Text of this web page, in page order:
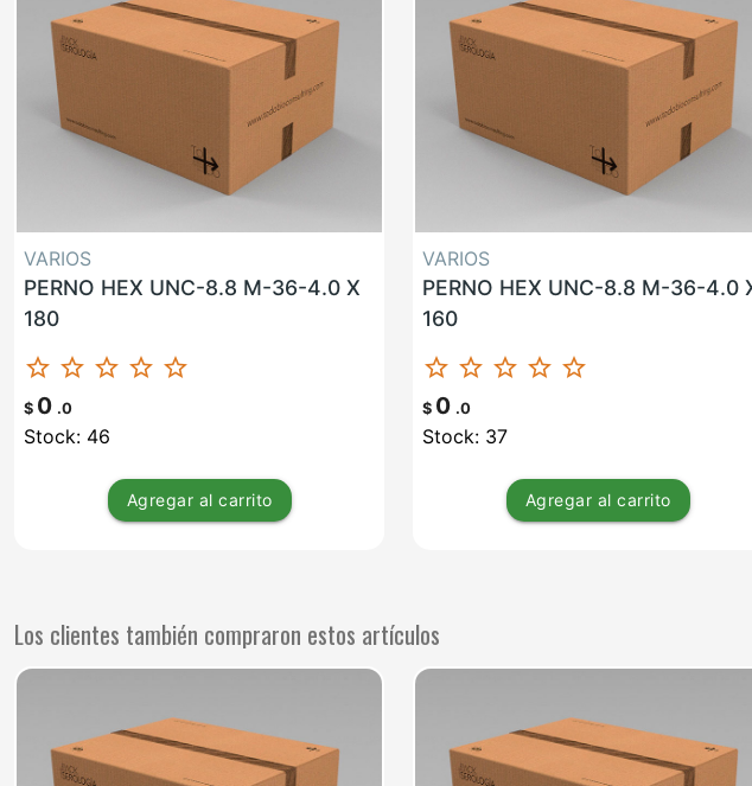
VARIOS
PERNO HEX UNC-8.8 M-36-4.0 X
180
star_border star_border star_border star_border star_border
$ 0 .0
Stock: 46
Agregar al carrito
VARIOS
PERNO HEX UNC-8.8 M-36-4.0
160
star_border star_border star_border star_border star_border
$ 0 .0
Stock: 37
Agregar al carrito
Los clientes también compraron estos artículos